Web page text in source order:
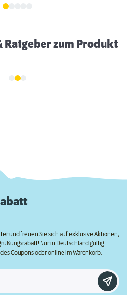
Ratgeber zum Produkt
und freuen Sie sich auf exklusive Aktionen,
Nur in Deutschland gültig.
Coupons oder online im Warenkorb.